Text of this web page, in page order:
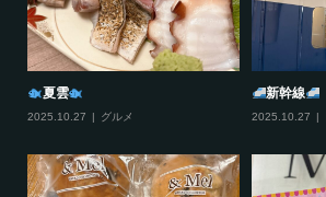
夏雲
2025.10.27 グルメ
新幹線
2025.10.27